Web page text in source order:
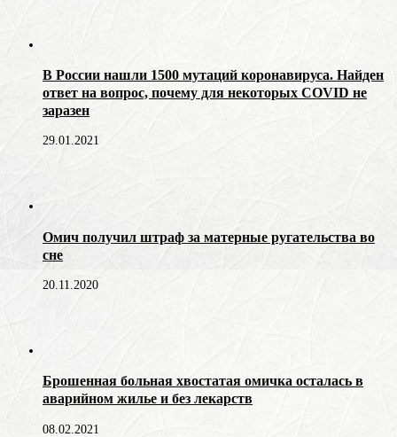
В России нашли 1500 мутаций коронавируса. Найден
ответ на вопрос, почему для некоторых COVID не
заразен
29.01.2021
Омич получил штраф за матерные ругательства во
сне
20.11.2020
Брошенная больная хвостатая омичка осталась в
аварийном жилье и без лекарств
08.02.2021